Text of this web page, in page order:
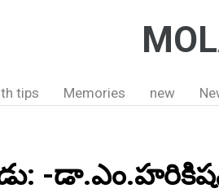
tips Memories new
-